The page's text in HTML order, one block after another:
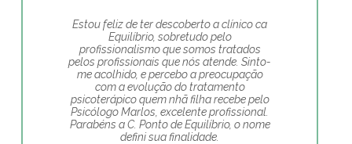
Estou feliz de ter descoberto a clínico ca
Equilíbrio, sobretudo pelo
profissionalismo que somos tratados
pelos profissionais que nós atende. Sinto-
me acolhido, e percebo a preocupação
com a evolução do tratamento
psicoterápico quem nhã filha recebe pelo
Psicólogo Marlos, excelente profissional.
Parabéns a C. Ponto de Equilíbrio, o nome
defini sua finalidade.